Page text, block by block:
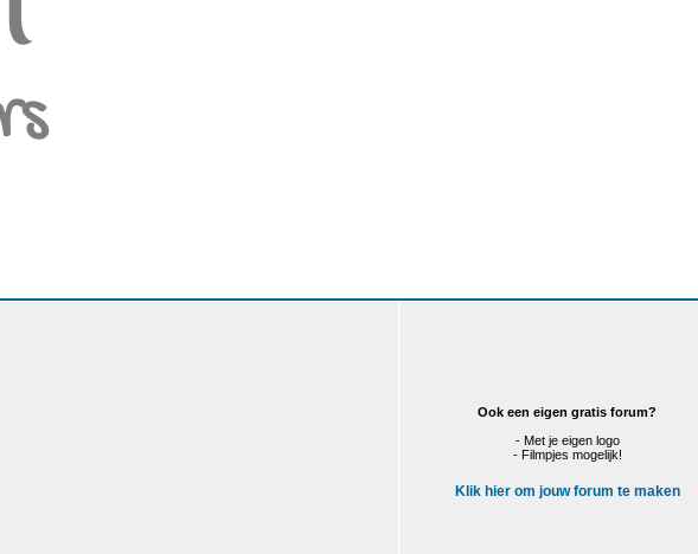
Ook een eigen gratis forum?
- Met je eigen logo
- Filmpjes mogelijk!
Klik hier om jouw forum te maken